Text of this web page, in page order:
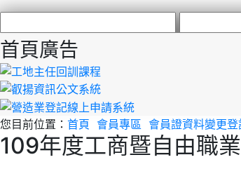
首頁廣告
您目前位置： 首頁 會員專區 會員證資料變更登
109年度工商暨自由職